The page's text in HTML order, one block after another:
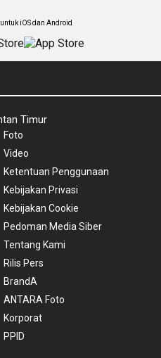
iOS dan Android
Timur
Foto
Video
Ketentuan Penggunaan
Kebijakan Privasi
Kebijakan Cookie
Pedoman Media Siber
Tentang Kami
Rilis Pers
BrandA
ANTARA Foto
Korporat
PPID